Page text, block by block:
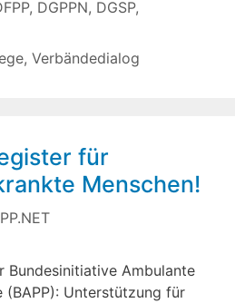
, DGPPN, DGSP,
, Verbändedialog
für
Menschen!
PP.NET
Bundesinitiative Ambulante
(BAPP): Unterstützung für